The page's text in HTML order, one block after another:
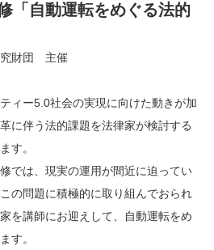
「自動運転をめぐる法的
研究財団 主催
ィー5.0社会の実現に向けた動きが加
に伴う法的課題を法律家が検討する
す。
では、現実の運用が間近に迫ってい
の問題に積極的に取り組んでおられ
を講師にお迎えして、自動運転をめ
す。